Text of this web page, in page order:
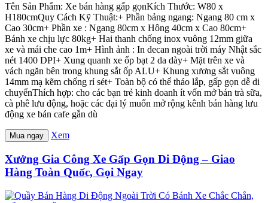
Tên Sản Phẩm: Xe bán hàng gấp gọnKích Thước: W80 x
H180cmQuy Cách Kỹ Thuật:+ Phần bảng ngang: Ngang 80 cm x
Cao 30cm+ Phần xe : Ngang 80cm x Hông 40cm x Cao 80cm+
Bánh xe chịu lực 80kg+ Hai thanh chống inox vuông 12mm giữa
xe và mái che cao 1m+ Hình ảnh : In decan ngoài trời máy Nhật sắc
nét 1400 DPI+ Xung quanh xe ốp bạt 2 da dày+ Mặt trên xe và
vách ngăn bên trong khung sắt ốp ALU+ Khung xương sắt vuông
14mm mạ kẽm chống rỉ sét+ Toàn bộ có thể tháo lắp, gấp gọn dễ di
chuyểnThích hợp: cho các bạn trẻ kinh doanh ít vốn mở bán trà sữa,
cà phê lưu động, hoặc các đại lý muốn mở rộng kênh bán hàng lưu
động xe bán cafe gắn dù
Mua ngay Xem
Xưởng Gia Công Xe Gấp Gọn Di Động – Giao
Hàng Toàn Quốc, Gọi Ngay